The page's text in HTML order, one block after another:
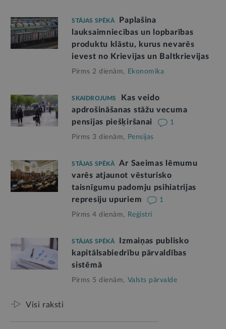
STĀJAS SPĒKĀ
Paplašina
lauksaimniecības un lopbarības
produktu klāstu, kurus nevarēs
ievest no Krievijas un Baltkrievijas
Pirms 2 dienām, Ekonomika
SKAIDROJUMS
Kas veido
apdrošināšanas stāžu vecuma
pensijas piešķiršanai
1
Pirms 3 dienām, Pensijas
STĀJAS SPĒKĀ
Ar Saeimas lēmumu
varēs atjaunot vēsturisko
taisnīgumu padomju psihiatrijas
represiju upuriem
1
Pirms 4 dienām, Reģistri
STĀJAS SPĒKĀ
Izmaiņas publisko
kapitālsabiedrību pārvaldības
sistēmā
Pirms 5 dienām, Valsts pārvalde
Visi raksti